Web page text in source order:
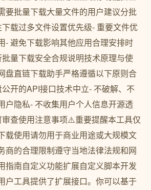
要批量下载大量文件的用户建议分批
载过多文件设置优先级- 重要文件优
- 避免下载影响其他应用合理安排时
量下载安全合规说明技术原理与使
盘直链下载助手严格遵循以下原则合
开的API接口技术中立- 不破解、不
户隐私- 不收集用户个人信息开源透
查使用注意事项⚠️重要提醒本工具仅
载使用请勿用于商业用途或大规模文
商的合理限制遵守当地法律法规和网
指南自定义功能扩展自定义脚本开发
户工具提供了扩展接口。你可以基于